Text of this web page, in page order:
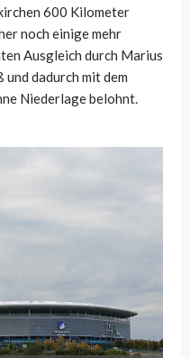
600 Kilometer
noch einige mehr
Ausgleich durch Marius
dadurch mit dem
Niederlage belohnt.